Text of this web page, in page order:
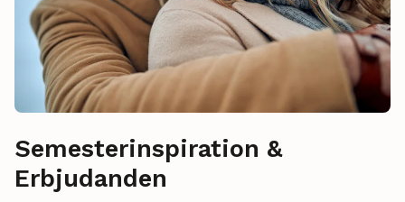
Semesterinspiration &
Erbjudanden